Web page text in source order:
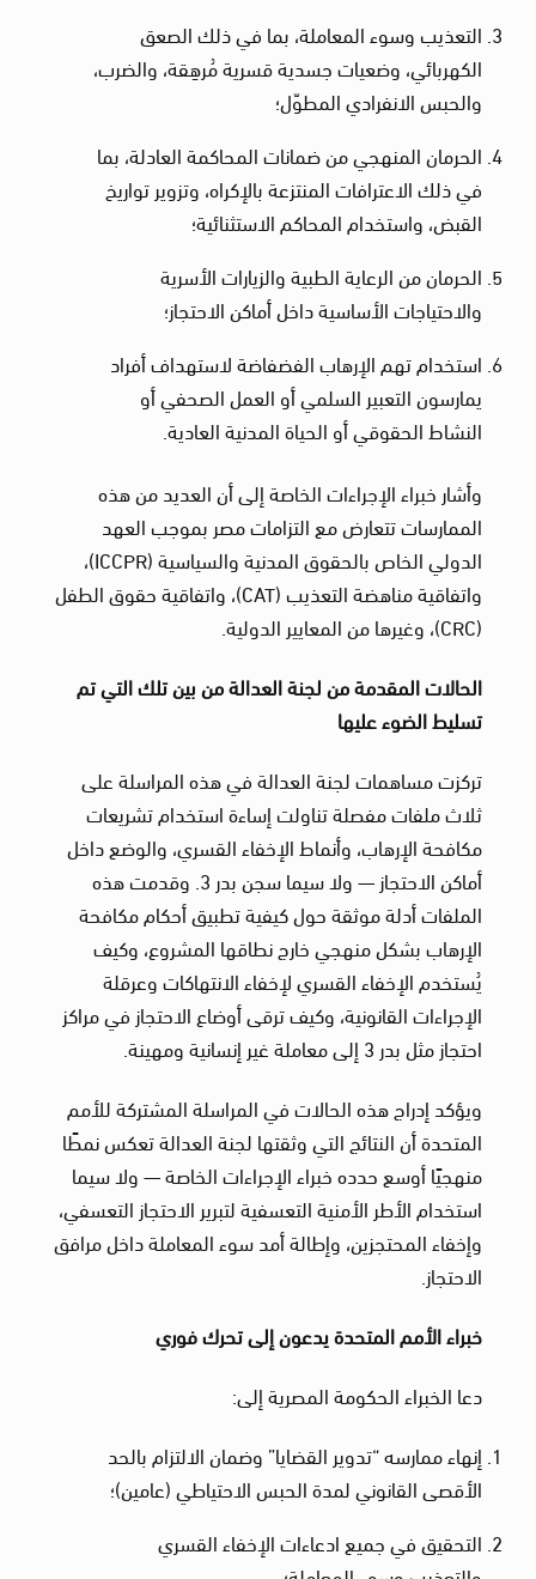
التعذيب وسوء المعاملة، بما في ذلك الصعق
الكهربائي، وضعيات جسدية قسرية مُرهِقة، والضرب،
والحبس الانفرادي المطوّل؛
الحرمان المنهجي من ضمانات المحاكمة العادلة، بما
في ذلك الاعترافات المنتزعة بالإكراه، وتزوير تواريخ
القبض، واستخدام المحاكم الاستثنائية؛
الحرمان من الرعاية الطبية والزيارات الأسرية
والاحتياجات الأساسية داخل أماكن الاحتجاز؛
استخدام تهم الإرهاب الفضفاضة لاستهداف أفراد
يمارسون التعبير السلمي أو العمل الصحفي أو
النشاط الحقوقي أو الحياة المدنية العادية.
وأشار خبراء الإجراءات الخاصة إلى أن العديد من هذه
الممارسات تتعارض مع التزامات مصر بموجب العهد
الدولي الخاص بالحقوق المدنية والسياسية (ICCPR)،
واتفاقية مناهضة التعذيب (CAT)، واتفاقية حقوق الطفل
(CRC)، وغيرها من المعايير الدولية.
الحالات المقدمة من لجنة العدالة من بين تلك التي تم
تسليط الضوء عليها
تركزت مساهمات لجنة العدالة في هذه المراسلة على
ثلاث ملفات مفصلة تناولت إساءة استخدام تشريعات
مكافحة الإرهاب، وأنماط الإخفاء القسري، والوضع داخل
أماكن الاحتجاز — ولا سيما سجن بدر 3. وقدمت هذه
الملفات أدلة موثقة حول كيفية تطبيق أحكام مكافحة
الإرهاب بشكل منهجي خارج نطاقها المشروع، وكيف
يُستخدم الإخفاء القسري لإخفاء الانتهاكات وعرقلة
الإجراءات القانونية، وكيف ترقى أوضاع الاحتجاز في مراكز
احتجاز مثل بدر 3 إلى معاملة غير إنسانية ومهينة.
ويؤكد إدراج هذه الحالات في المراسلة المشتركة للأمم
المتحدة أن النتائج التي وثقتها لجنة العدالة تعكس نمطًا
منهجيًا أوسع حدده خبراء الإجراءات الخاصة — ولا سيما
استخدام الأطر الأمنية التعسفية لتبرير الاحتجاز التعسفي،
وإخفاء المحتجزين، وإطالة أمد سوء المعاملة داخل مرافق
الاحتجاز.
خبراء الأمم المتحدة يدعون إلى تحرك فوري
دعا الخبراء الحكومة المصرية إلى:
إنهاء ممارسه “تدوير القضايا” وضمان الالتزام بالحد
الأقصى القانوني لمدة الحبس الاحتياطي (عامين)؛
التحقيق في جميع ادعاءات الإخفاء القسري